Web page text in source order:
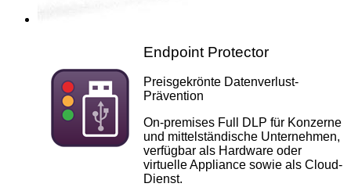
Endpoint Protector
Preisgekrönte Datenverlust-
Prävention
On-premises Full DLP für Konzerne
und mittelständische Unternehmen,
verfügbar als Hardware oder
virtuelle Appliance sowie als Cloud-
Dienst.